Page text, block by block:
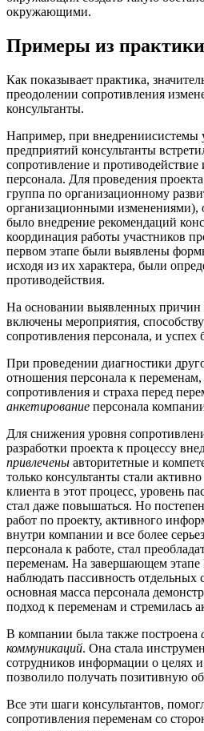
окружающими.
Примеры из практики
Как показывает практика,
преодолении сопротивления
консультанты.
Например, при внедрениисистемы
предприятий консультанты
сопротивление и
персонала. Для проведения
группа по организационному
организационными изменениями),
было внедрение рекомендаций
координация работы участников
первом этапе были выявлены
исходя из их характера, были
противодействия.
На основании выявленных причин
включены мероприятия,
сопротивления персонала, и успех
При проведении диагностики
отношения персонала к
сопротивления и страха перед
анкетирование персонала
Для снижения уровня
разработки проекта к процессу
привлечены авторитетные и
только консультанты стали
клиента в этот процесс, уровень
стал даже повышаться. Но
работ по проекту, активного
внутри компании и все более
персонала к работе, стал
переменам. На завершающем
наблюдать пассивность отдельных
основная масса персонала
подход к переменам и стремилась
В компании была также построена
коммуникаций. Она стала
сотрудников информации о целях
позволило получать позитивную
Все эти шаги консультантов,
сопротивления переменам со